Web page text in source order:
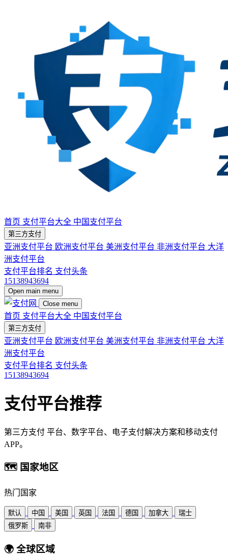
首页 支付平台大全 中国支付平台
第三方支付
亚洲支付平台 欧洲支付平台 美洲支付平台 非洲支付平台 大洋
洲支付平台
支付平台排名 支付头条
15138943694
Open main menu
Close menu
首页 支付平台大全 中国支付平台
第三方支付
亚洲支付平台 欧洲支付平台 美洲支付平台 非洲支付平台 大洋
洲支付平台
支付平台排名 支付头条
15138943694
支付平台推荐
第三方支付 平台、数字平台、电子支付解决方案和移动支付
APP。
🗺 国家地区
热门国家
默认 中国 美国 英国 法国 德国 加拿大
瑞士
俄罗斯
南非
🌍 全球区域